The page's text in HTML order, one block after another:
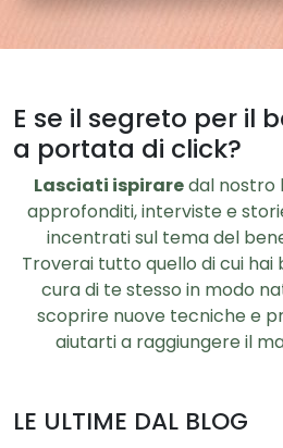
E se il segreto per il
a portata di click?
Lasciati ispiraredal nostro
approfonditi, interviste e
incentrati sul tema del
Troverai tutto quello di cui
cura di te stesso in modo
scoprire nuove tecniche e
aiutarti a raggiungere il
LE ULTIME DAL BLOG